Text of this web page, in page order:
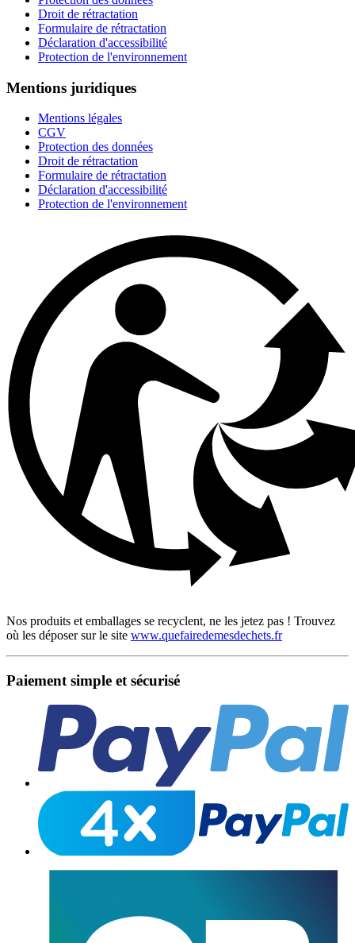
Droit de rétractation
Formulaire de rétractation
Déclaration d'accessibilité
Protection de l'environnement
Mentions juridiques
Mentions légales
CGV
Protection des données
Droit de rétractation
Formulaire de rétractation
Déclaration d'accessibilité
Protection de l'environnement
Nos produits et emballages se recyclent, ne les jetez pas ! Trouvez
où les déposer sur le site www.quefairedemesdechets.fr
Paiement simple et sécurisé